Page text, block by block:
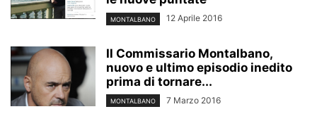
MONTALBANO 12 Aprile 2016
Il Commissario Montalbano,
nuovo e ultimo episodio inedito
prima di tornare...
MONTALBANO 7 Marzo 2016